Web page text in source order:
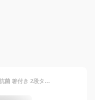
リラックマ (ふわっと風船) お弁当箱 抗菌 箸付き 2段タイトランチボックス 600ml YZW3AG